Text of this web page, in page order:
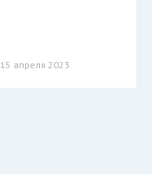
15 апреля 2023